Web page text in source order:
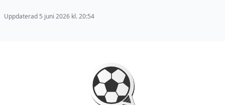
Uppdaterad 5 juni 2026 kl. 20:54